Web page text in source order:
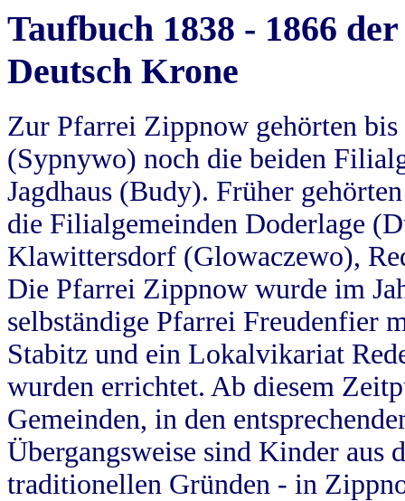
Taufbuch 1838 - 1866
Deutsch Krone
Zur Pfarrei Zippnow gehörten
(Sypnywo) noch die beiden
Jagdhaus (Budy). Früher
die Filialgemeinden Doderlage
Klawittersdorf (Glowaczewo),
Die Pfarrei Zippnow wurde im
selbständige Pfarrei Freudenfier
Stabitz und ein Lokalvikariat
wurden errichtet. Ab diesem
Gemeinden, in den
Übergangsweise sind Kinder aus
traditionellen Gründen - in